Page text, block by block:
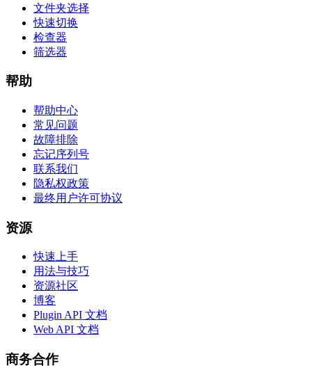
文件夹选择
快速切换
检查器
筛选器
帮助
帮助中心
常见问题
故障排除
忘记序列号
联系我们
隐私权政策
最终用户许可协议
资源
快速上手
用法与技巧
资源社区
博客
Plugin API 文档
Web API 文档
商务合作